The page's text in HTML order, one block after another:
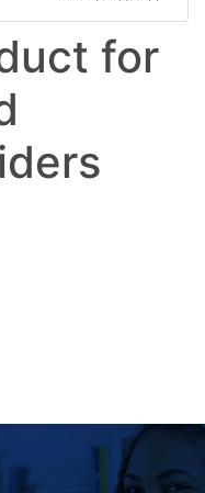
for